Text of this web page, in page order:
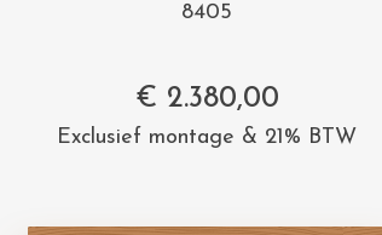
8405
€ 2.380,00
Exclusief montage & 21% BTW